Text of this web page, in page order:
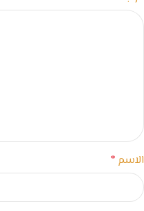
الاسم *